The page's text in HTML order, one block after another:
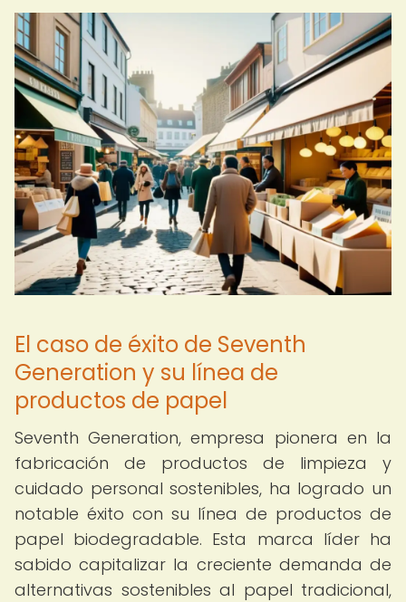
El caso de éxito de Seventh
Generation y su línea de
productos de papel
Seventh Generation, empresa pionera en la
fabricación de productos de limpieza y
cuidado personal sostenibles, ha logrado un
notable éxito con su línea de productos de
papel biodegradable. Esta marca líder ha
sabido capitalizar la creciente demanda de
alternativas sostenibles al papel tradicional,